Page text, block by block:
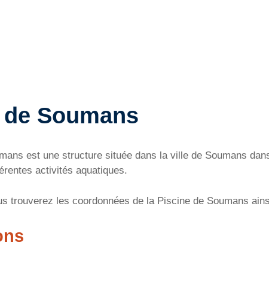
Soumans
est une structure située dans la ville de Soumans
activités aquatiques.
trouverez les coordonnées de la Piscine de Soumans